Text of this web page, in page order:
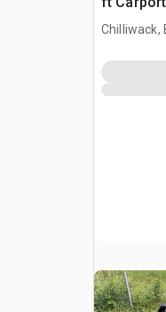
Chilliwack,